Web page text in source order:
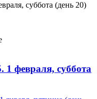
суббота (день 20)
1 февраля, суббота